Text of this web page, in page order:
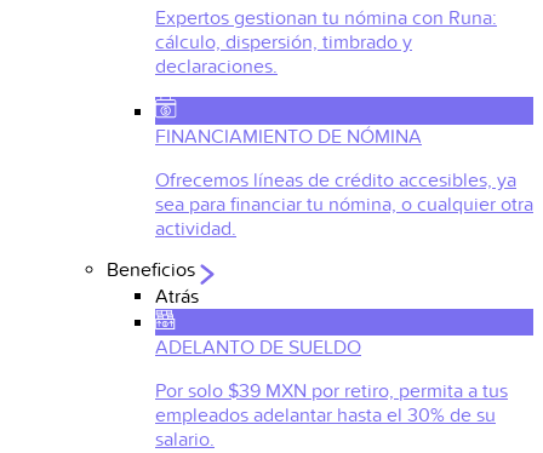
Expertos gestionan tu nómina con Runa:
cálculo, dispersión, timbrado y
declaraciones.
FINANCIAMIENTO DE NÓMINA
Ofrecemos líneas de crédito accesibles, ya
sea para financiar tu nómina, o cualquier otra
actividad.
Beneficios
Atrás
ADELANTO DE SUELDO
Por solo $39 MXN por retiro, permita a tus
empleados adelantar hasta el 30% de su
salario.